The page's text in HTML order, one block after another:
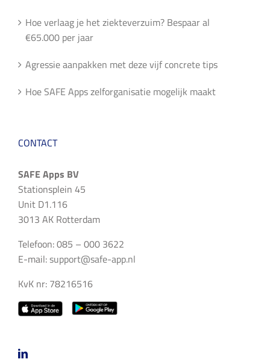
Hoe verlaag je het ziekteverzuim? Bespaar al
€65.000 per jaar
Agressie aanpakken met deze vijf concrete tips
Hoe SAFE Apps zelforganisatie mogelijk maakt
CONTACT
SAFE Apps BV
Stationsplein 45
Unit D1.116
3013 AK Rotterdam
Telefoon: 085 – 000 3622
E-mail:support@safe-app.nl
KvK nr: 78216516